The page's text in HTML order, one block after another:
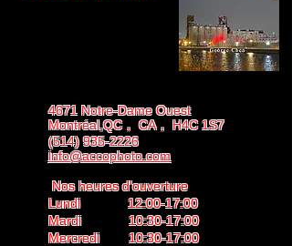
4671 Notre-Dame Ouest
Montréal,QC， CA， H4C 1S7
(514) 935-2226
info@accophoto.com
Nos heures d'ouverture
Lundi 12:00-17:00
Mardi 10:30-17:00
Mercredi 10:30-17:00